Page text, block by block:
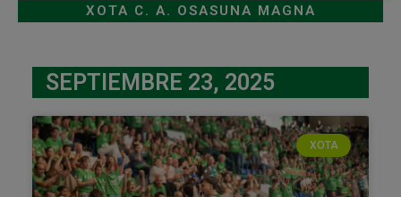
XOTA C. A. OSASUNA MAGNA
SEPTIEMBRE 23, 2025
XOTA